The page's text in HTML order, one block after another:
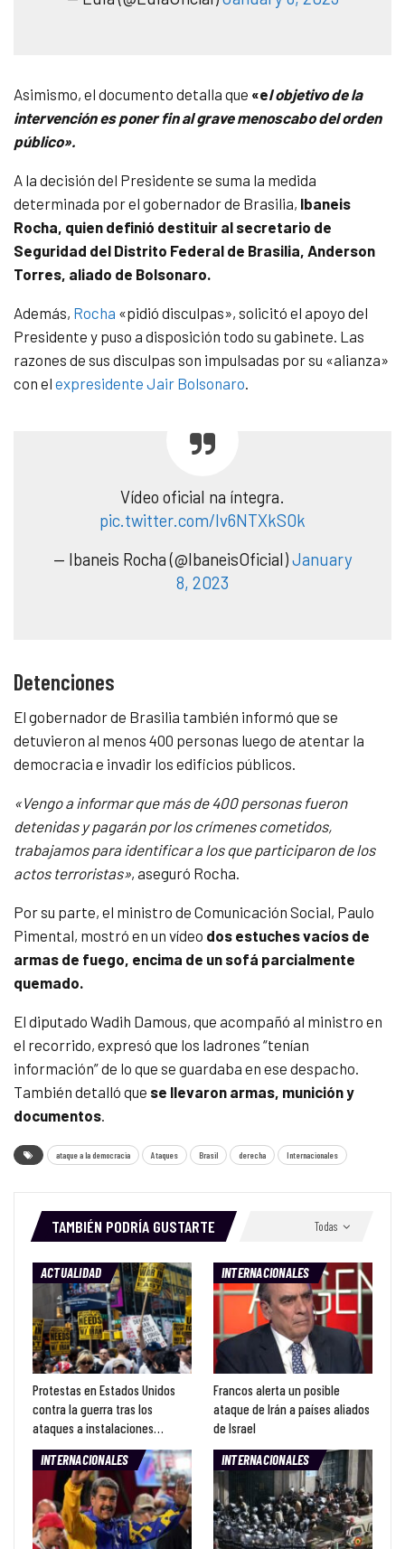
Asimismo, el documento detalla que «el objetivo de la
intervención es poner fin al grave menoscabo del orden
público».
A la decisión del Presidente se suma la medida
determinada por el gobernador de Brasilia, Ibaneis
Rocha, quien definió destituir al secretario de
Seguridad del Distrito Federal de Brasilia, Anderson
Torres, aliado de Bolsonaro.
Además, Rocha «pidió disculpas», solicitó el apoyo del
Presidente y puso a disposición todo su gabinete. Las
razones de sus disculpas son impulsadas por su «alianza»
con el expresidente Jair Bolsonaro.
Vídeo oficial na íntegra.
pic.twitter.com/lv6NTXkS0k
— Ibaneis Rocha (@IbaneisOficial)January
8, 2023
Detenciones
El gobernador de Brasilia también informó que se
detuvieron al menos 400 personas luego de atentar la
democracia e invadir los edificios públicos.
«Vengo a informar que más de 400 personas fueron
detenidas y pagarán por los crímenes cometidos,
trabajamos para identificar a los que participaron de los
actos terroristas», aseguró Rocha.
Por su parte, el ministro de Comunicación Social, Paulo
Pimental, mostró en un vídeo dos estuches vacíos de
armas de fuego, encima de un sofá parcialmente
quemado.
El diputado Wadih Damous, que acompañó al ministro en
el recorrido, expresó que los ladrones “tenían
información” de lo que se guardaba en ese despacho.
También detalló que se llevaron armas, munición y
documentos.
ataque a la democracia Ataques Brasil derecha Internacionales
Todas
TAMBIÉN PODRÍA GUSTARTE
ACTUALIDAD
Protestas en Estados Unidos
contra la guerra tras los
ataques a instalaciones…
INTERNACIONALES
Francos alerta un posible
ataque de Irán a países aliados
de Israel
INTERNACIONALES
INTERNACIONALES